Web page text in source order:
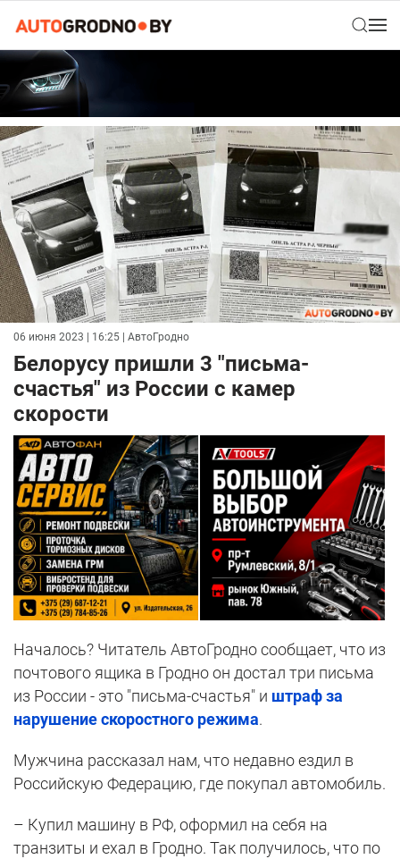
06 июня 2023 | 16:25 | АвтоГродно
Белорусу пришли 3 "письма-
счастья" из России с камер
скорости
Началось? Читатель АвтоГродно сообщает, что из
почтового ящика в Гродно он достал три письма
из России - это "письма-счастья" и штраф за
нарушение скоростного режима.
Мужчина рассказал нам, что недавно ездил в
Российскую Федерацию, где покупал автомобиль.
– Купил машину в РФ, оформил на себя на
транзиты и ехал в Гродно. Так получилось, что по